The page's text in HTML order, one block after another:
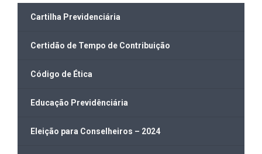
Cartilha Previdenciária
Certidão de Tempo de Contribuição
Código de Ética
Educação Previdênciária
Eleição para Conselheiros – 2024